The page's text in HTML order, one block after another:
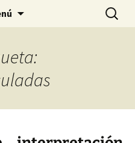
Buscar: